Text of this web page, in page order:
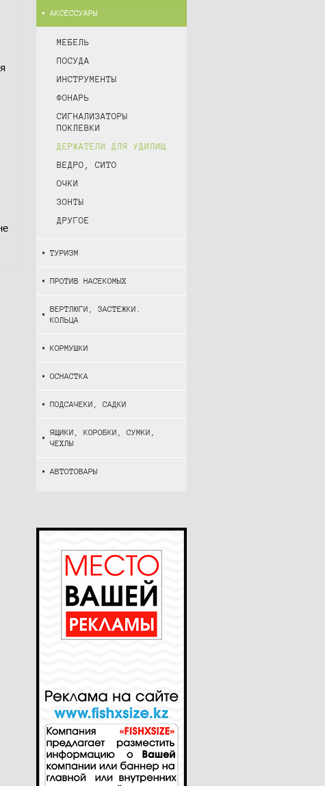
АКСЕССУАРЫ
МЕБЕЛЬ
ПОСУДА
ИНСТРУМЕНТЫ
ФОНАРЬ
СИГНАЛИЗАТОРЫ
ПОКЛЕВКИ
ДЕРЖАТЕЛИ ДЛЯ УДИЛИЩ
ВЕДРО, СИТО
ОЧКИ
ЗОНТЫ
ДРУГОЕ
ТУРИЗМ
ПРОТИВ НАСЕКОМЫХ
ВЕРТЛЮГИ, ЗАСТЕЖКИ.
КОЛЬЦА
КОРМУШКИ
ОСНАСТКА
ПОДСАЧЕКИ, САДКИ
ЯЩИКИ, КОРОБКИ, СУМКИ,
ЧЕХЛЫ
АВТОТОВАРЫ